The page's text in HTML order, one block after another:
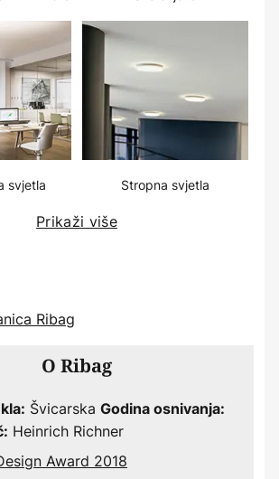
svjetla Stropna svjetla
Prikaži više
Ribag
O Ribag
Švicarska Godina osnivanja:
Heinrich Richner
Award 2018